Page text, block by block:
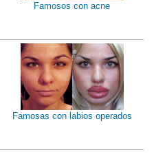
Famosos con acne
Famosas con labios operados